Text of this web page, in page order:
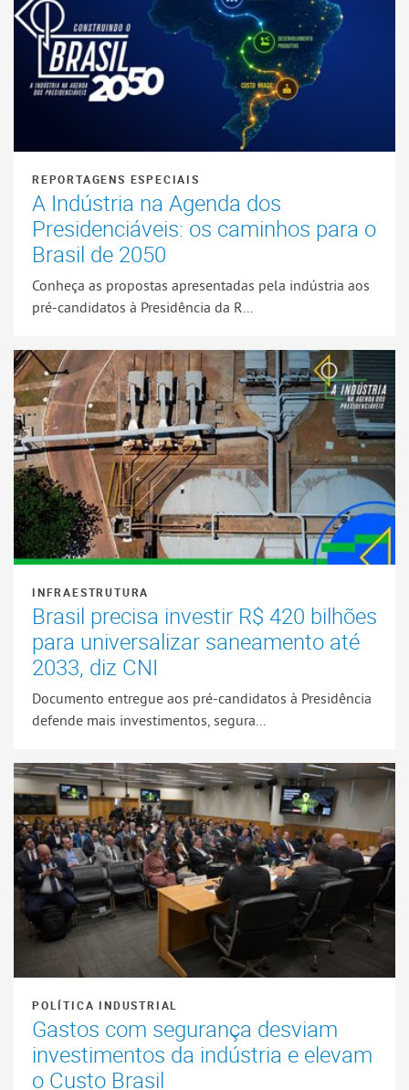
REPORTAGENS ESPECIAIS
A Indústria na Agenda dos
Presidenciáveis: os caminhos para o
Brasil de 2050
Conheça as propostas apresentadas pela indústria aos
pré-candidatos à Presidência da R...
INFRAESTRUTURA
Brasil precisa investir R$ 420 bilhões
para universalizar saneamento até
2033, diz CNI
Documento entregue aos pré-candidatos à Presidência
defende mais investimentos, segura...
POLÍTICA INDUSTRIAL
Gastos com segurança desviam
investimentos da indústria e elevam
o Custo Brasil